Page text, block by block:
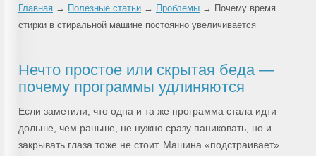
Главная → Полезные статьи → Проблемы → Почему время
стирки в стиральной машине постоянно увеличивается
Нечто простое или скрытая беда —
почему программы удлиняются
Если заметили, что одна и та же программа стала идти
дольше, чем раньше, не нужно сразу паниковать, но и
закрывать глаза тоже не стоит. Машина «подстраивает»